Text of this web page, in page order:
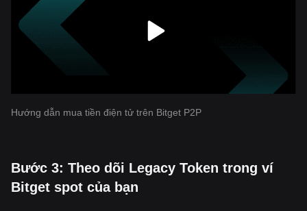
Hướng dẫn mua tiền điện tử trên Bitget P2P
‌Bước 3: Theo dõi Legacy Token trong ví
Bitget spot của bạn